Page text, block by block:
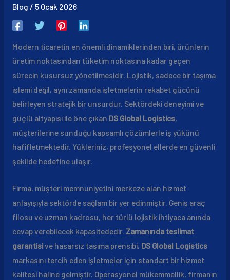
Blog / 5 Ocak 2026
Modern ticaretin en önemli dinamiklerinden biri, ürünlerin
üretim noktasından tüketim noktasına kadar geçen
sürecin kusursuz yönetilmesidir. Lojistik, sadece bir taşıma
işlemi değil, aynı zamanda işletmelerin rekabet gücünü
belirleyen stratejik bir unsurdur. Sektördeki deneyimi ve
güçlü altyapısı ile öne çıkan DS Global Logistics,
müşterilerine sunduğu kapsamlı çözümlerle iş yükünü
hafifletmektedir. Yükleriniz, profesyonel ellerde en güvenli
şekilde hedefine ulaşır.
Firma, müşteri memnuniyetini merkeze alan hizmet
anlayışıyla sektörde sağlam bir yer edinmiştir. Geniş araç
filosu ve uzman kadrosu, her türlü lojistik ihtiyaca anında
cevap verebilecek kapasitededir. Zamanında teslimat
garantisive hasarsız taşıma prensibi, DS Global Logistics
markasını tercih eden işletmeler için standart bir hizmet
kalitesi haline gelmiştir. Operasyonel mükemmellik, firmanın